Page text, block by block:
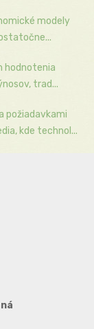
modely
hodnotenia
trad...
požiadavkami
kde technol...